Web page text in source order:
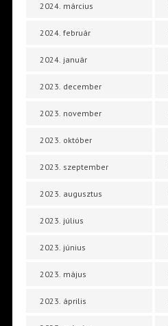
2024. március
2024. február
2024. január
2023. december
2023. november
2023. október
2023. szeptember
2023. augusztus
2023. július
2023. június
2023. május
2023. április